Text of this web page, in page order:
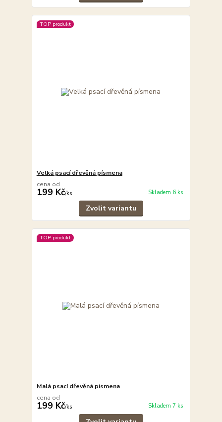
TOP produkt
Velká psací dřevěná písmena
cena od
199 Kč/ks Skladem 6 ks
Zvolit variantu
TOP produkt
Malá psací dřevěná písmena
cena od
199 Kč/ks Skladem 7 ks